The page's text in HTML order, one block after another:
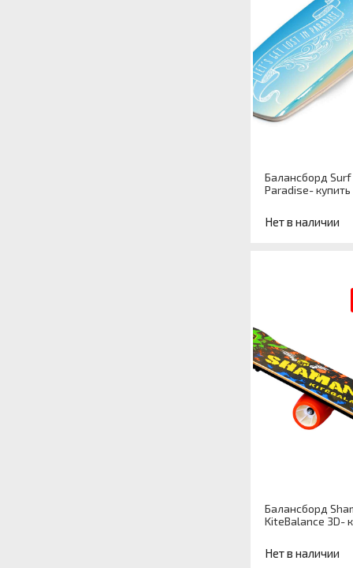
Балансборд Surf
Paradise- купить
Нет в наличии
Балансборд
KiteBalance 3D-
Нет в наличии